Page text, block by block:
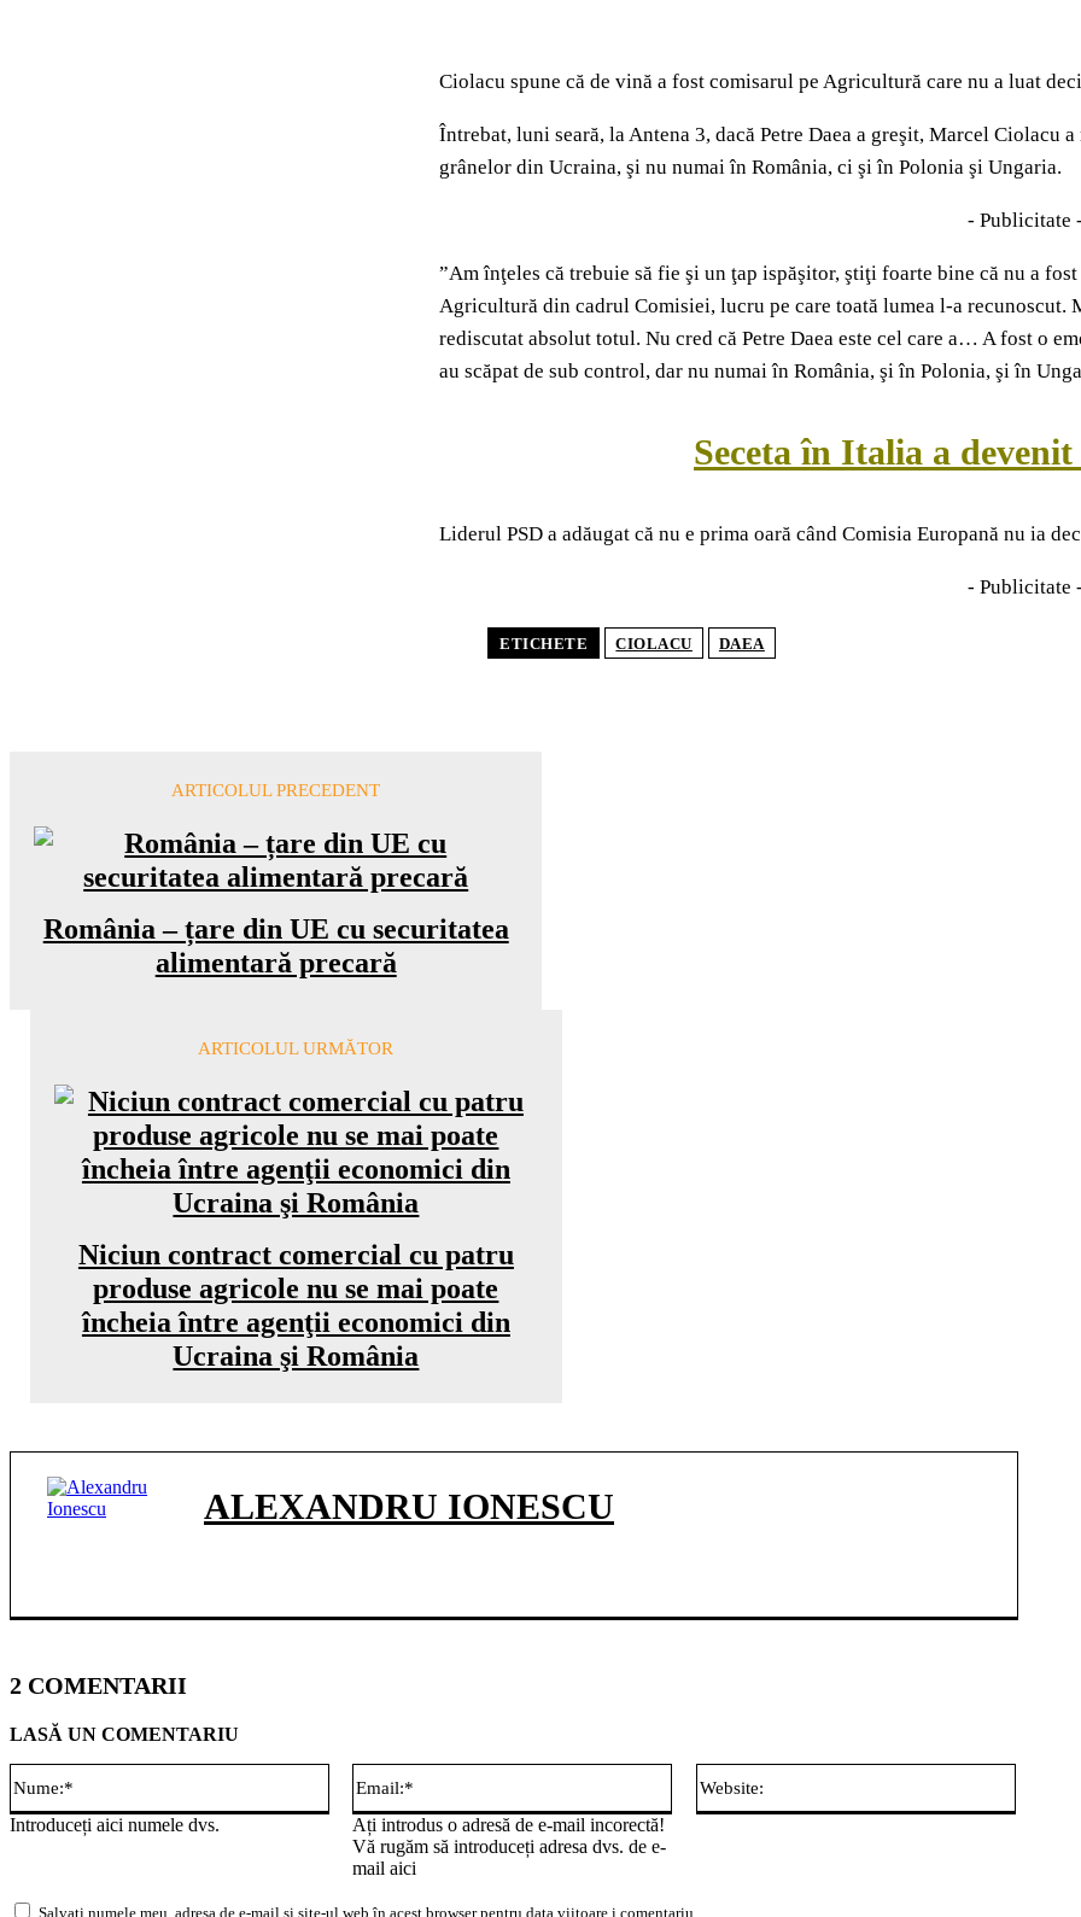
Ciolacu spune că de vină a fost comisarul pe Agricultură care nu a luat
Întrebat, luni seară, la Antena 3, dacă Petre Daea a greşit, Marcel Ciolacu
grânelor din Ucraina, şi nu numai în România, ci şi în Polonia şi Ungaria.
- Publicitate
”Am înţeles că trebuie să fie şi un ţap ispăşitor, ştiţi foarte bine că nu a
Agricultură din cadrul Comisiei, lucru pe care toată lumea l-a
rediscutat absolut totul. Nu cred că Petre Daea este cel care a… A fost o
au scăpat de sub control, dar nu numai în România, şi în Polonia, şi în
Seceta în Italia a
Liderul PSD a adăugat că nu e prima oară când Comisia Europană nu ia
- Publicitate
ETICHETE CIOLACU DAEA
ARTICOLUL PRECEDENT
România – țare din UE cu securitatea
alimentară precară
ARTICOLUL URMĂTOR
Niciun contract comercial cu patru
produse agricole nu se mai poate
încheia între agenţii economici din
Ucraina şi România
ALEXANDRU IONESCU
2 COMENTARII
LASĂ UN COMENTARIU
Introduceți aici numele dvs.
Ați introdus o adresă de e-mail incorectă!
Vă rugăm să introduceți adresa dvs. de e-
mail aici
Salvați numele meu, adresa de e-mail și site-ul web în acest browser pentru data viitoare i comentariu.